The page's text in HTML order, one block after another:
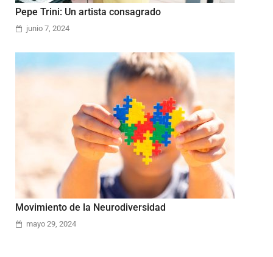
Pepe Trini: Un artista consagrado
junio 7, 2024
Movimiento de la Neurodiversidad
mayo 29, 2024